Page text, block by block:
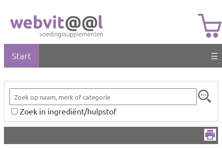
Start ☰
Zoek in ingrediënt/hulpstof